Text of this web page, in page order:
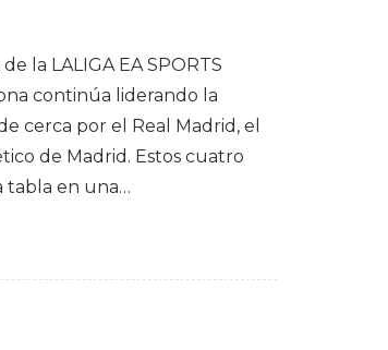
la LALIGA EA SPORTS
continúa liderando la
cerca por el Real Madrid, el
de Madrid. Estos cuatro
tabla en una…